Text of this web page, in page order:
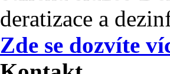
deratizace a
Zde se dozvíte